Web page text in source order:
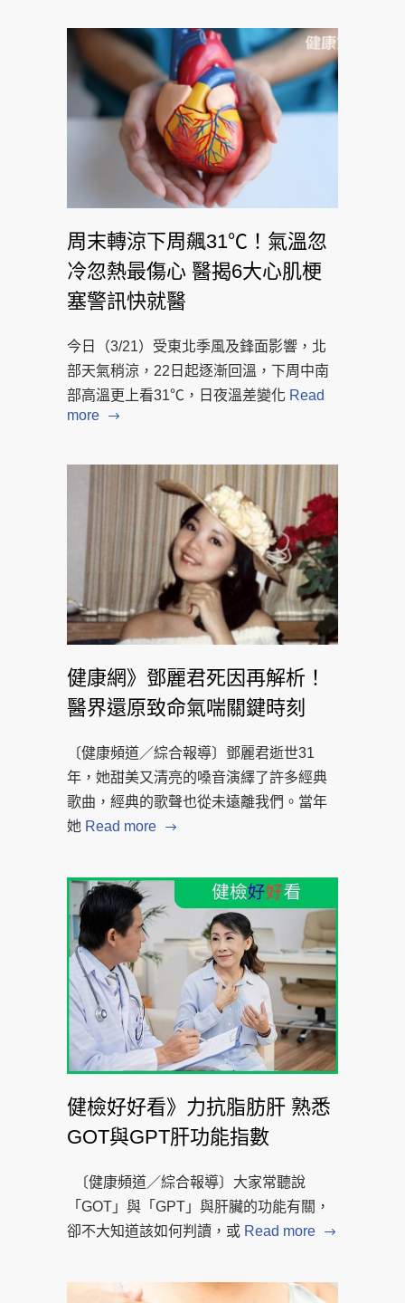
周末轉涼下周飆31℃！氣溫忽
冷忽熱最傷心 醫揭6大心肌梗
塞警訊快就醫
今日（3/21）受東北季風及鋒面影響，北
部天氣稍涼，22日起逐漸回溫，下周中南
部高溫更上看31℃，日夜溫差變化 Read
more
健康網》鄧麗君死因再解析！
醫界還原致命氣喘關鍵時刻
〔健康頻道／綜合報導〕鄧麗君逝世31
年，她甜美又清亮的嗓音演繹了許多經典
歌曲，經典的歌聲也從未遠離我們。當年
她 Read more
健檢好好看》力抗脂肪肝 熟悉
GOT與GPT肝功能指數
〔健康頻道／綜合報導〕大家常聽說
「GOT」與「GPT」與肝臟的功能有關，
卻不大知道該如何判讀，或 Read more